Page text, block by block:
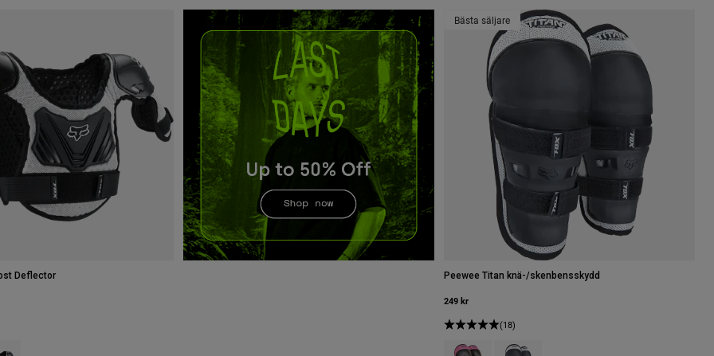
Deflector
of Svart/rosa.
swatch type of Svart/silver.
Bästa säljare
Peewee Titan knä-/skenbensskydd
249 kr
(18)
Product swatch type of Svart/rosa.
Product swatch type of Svart/silver.